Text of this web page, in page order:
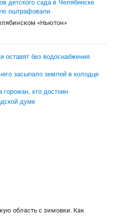
детского сада в Челябинске
оштрафовали
«Ньютон»
оставят без водоснабжения
засыпало землей в колодце
горожан, кто достоин
думе
область с зимовки. Как